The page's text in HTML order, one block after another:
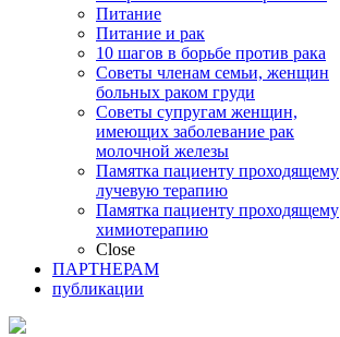
Питание
Питание и рак
10 шагов в борьбе против рака
Советы членам семьи, женщин
больных раком груди
Советы супругам женщин,
имеющих заболевание рак
молочной железы
Памятка пациенту проходящему
лучевую терапию
Памятка пациенту проходящему
химиотерапию
Close
ПАРТНЕРАМ
публикации